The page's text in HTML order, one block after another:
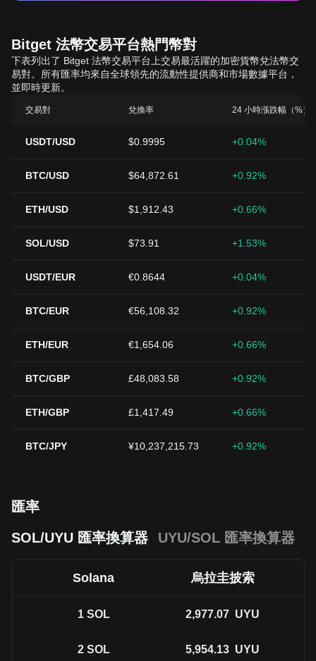
Bitget 法幣交易平台熱門幣對
下表列出了 Bitget 法幣交易平台上交易最活躍的加密貨幣兌法幣交
易對。所有匯率均來自全球領先的流動性提供商和市場數據平台，
並即時更新。
交易對 兌換率 24 小時漲跌幅（%）
USDT/USD $0.9995 +0.04%
BTC/USD $64,872.61 +0.92%
ETH/USD $1,912.43 +0.66%
SOL/USD $73.91 +1.53%
USDT/EUR €0.8644 +0.04%
BTC/EUR €56,108.32 +0.92%
ETH/EUR €1,654.06 +0.66%
BTC/GBP £48,083.58 +0.92%
ETH/GBP £1,417.49 +0.66%
BTC/JPY ¥10,237,215.73 +0.92%
匯率
SOL/UYU 匯率換算器
UYU/SOL 匯率換算器
Solana 烏拉圭披索
1 SOL 2,977.07 UYU
2 SOL 5,954.13 UYU